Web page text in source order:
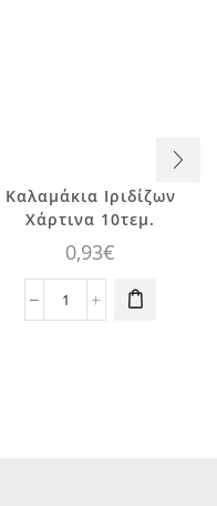
Καλαμάκια Ιριδίζων
Χάρτινα 10τεμ.
0,93€
Καλαμάκια